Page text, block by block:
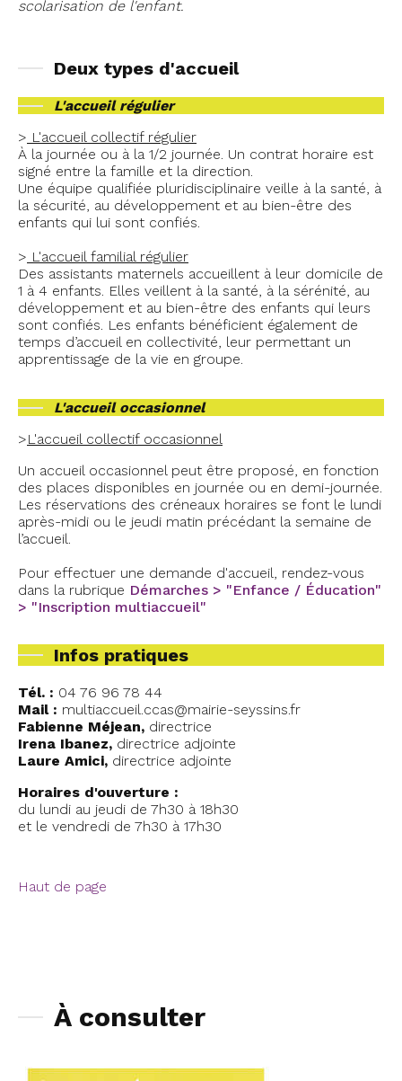
scolarisation de l'enfant.
Deux types d'accueil
L'accueil régulier
> L'accueil collectif régulier
À la journée ou à la 1/2 journée. Un contrat horaire est
signé entre la famille et la direction.
Une équipe qualifiée pluridisciplinaire veille à la santé, à
la sécurité, au développement et au bien-être des
enfants qui lui sont confiés.
> L'accueil familial régulier
Des assistants maternels accueillent à leur domicile de
1 à 4 enfants. Elles veillent à la santé, à la sérénité, au
développement et au bien-être des enfants qui leurs
sont confiés. Les enfants bénéficient également de
temps d’accueil en collectivité, leur permettant un
apprentissage de la vie en groupe.
L'accueil occasionnel
>L'accueil collectif occasionnel
Un accueil occasionnel peut être proposé, en fonction
des places disponibles en journée ou en demi-journée.
Les réservations des créneaux horaires se font le lundi
après-midi ou le jeudi matin précédant la semaine de
l’accueil.
Pour effectuer une demande d'accueil, rendez-vous
dans la rubrique Démarches > "Enfance / Éducation"
> "Inscription multiaccueil"
Infos pratiques
Tél. : 04 76 96 78 44
Mail : multiaccueil.ccas@mairie-seyssins.fr
Fabienne Méjean, directrice
Irena Ibanez, directrice adjointe
Laure Amici, directrice adjointe
Horaires d'ouverture :
du lundi au jeudi de 7h30 à 18h30
et le vendredi de 7h30 à 17h30
Haut de page
À consulter